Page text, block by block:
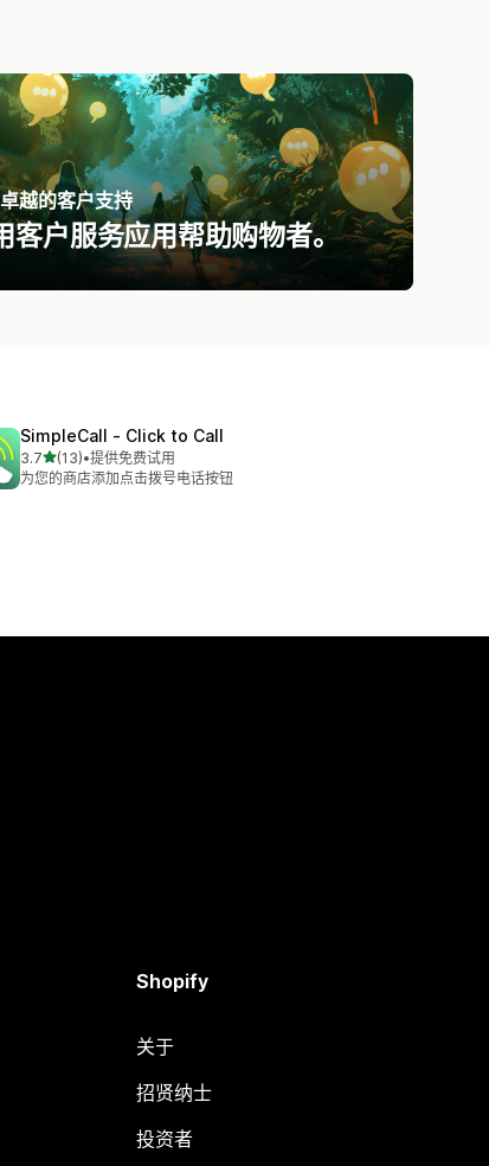
越的客户支持
客户服务应用帮助购物者。
SimpleCall ‑ Click to Call
3.7星（满分 5 星）
(13)
总共 13 条评论
•提供免费试用
为您的商店添加点击拨号电话按钮
Shopify
关于
招贤纳士
投资者